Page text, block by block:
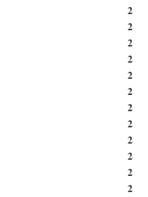
2
2
2
2
2
2
2
2
2
2
2
2